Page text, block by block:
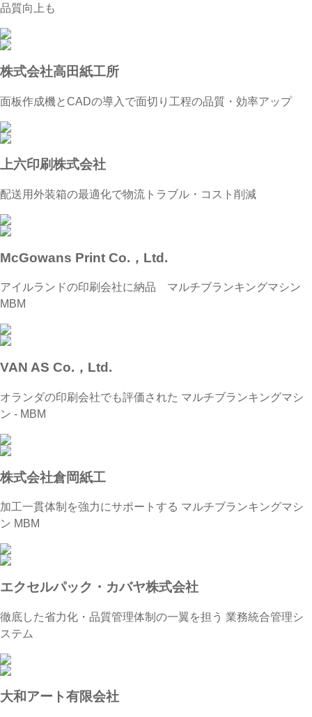
品質向上も
株式会社高田紙工所
面板作成機とCADの導入で面切り工程の品質・効率アップ
上六印刷株式会社
配送用外装箱の最適化で物流トラブル・コスト削減
McGowans Print Co.，Ltd.
アイルランドの印刷会社に納品 マルチブランキングマシン
MBM
VAN AS Co.，Ltd.
オランダの印刷会社でも評価された マルチブランキングマシ
ン - MBM
株式会社倉岡紙工
加工一貫体制を強力にサポートする マルチブランキングマシ
ン MBM
エクセルパック・カバヤ株式会社
徹底した省力化・品質管理体制の一翼を担う 業務統合管理シ
ステム
大和アート有限会社